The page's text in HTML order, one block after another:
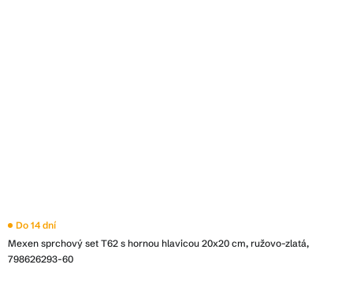
Mexen sprchový set T62 s hornou hlavicou 20x20 cm, ružovo-zlatá,
798626293-60
Do 14 dní